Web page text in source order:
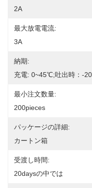
2A
最大放電電流:
3A
納期:
充電: 0~45℃;吐出時：-
最小注文数量:
200pieces
パッケージの詳細:
カートン箱
受渡し時間:
20daysの中では